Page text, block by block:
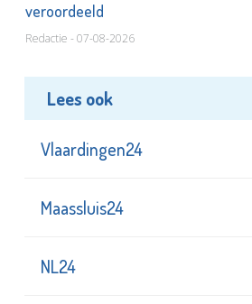
veroordeeld
Redactie - 07-08-2026
Lees ook
Vlaardingen24
Maassluis24
NL24